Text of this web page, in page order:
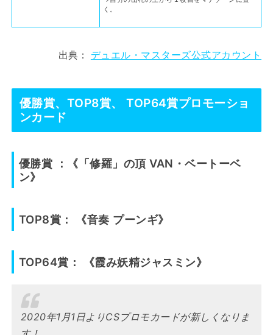
く。
出典： デュエル・マスターズ公式アカウント
優勝賞、TOP8賞、 TOP64賞プロモーショ
ンカード
優勝賞 ：《「修羅」の頂 VAN・ベートーベ
ン》
TOP8賞： 《音奏 プーンギ》
TOP64賞： 《霞み妖精ジャスミン》
2020年1月1日よりCSプロモカードが新しくなりま